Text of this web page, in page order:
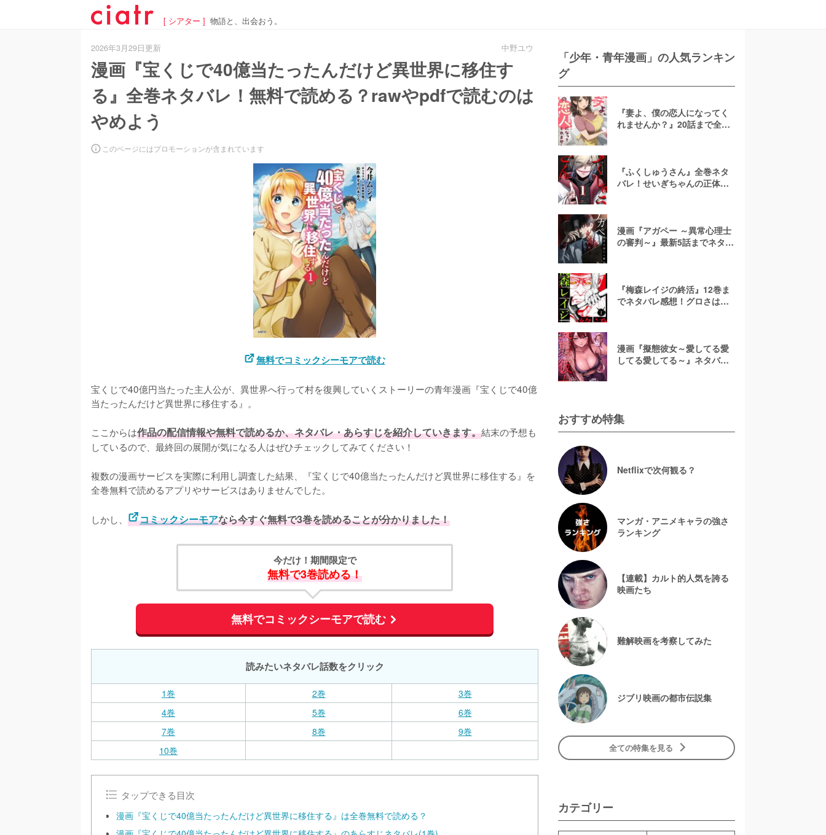
[ シアター ] 物語と、出会おう。
2026年3月29日更新 中野ユウ
漫画『宝くじで40億当たったんだけど異世界に移住す
る』全巻ネタバレ！無料で読める？rawやpdfで読むのは
やめよう
このページにはプロモーションが含まれています
無料でコミックシーモアで読む
宝くじで40億円当たった主人公が、異世界へ行って村を復興していくストーリーの青年漫画『宝くじで40億
当たったんだけど異世界に移住する』。
ここからは作品の配信情報や無料で読めるか、ネタバレ・あらすじを紹介していきます。結末の予想も
しているので、最終回の展開が気になる人はぜひチェックしてみてください！
複数の漫画サービスを実際に利用し調査した結果、『宝くじで40億当たったんだけど異世界に移住する』を
全巻無料で読めるアプリやサービスはありませんでした。
しかし、 コミックシーモアなら今すぐ無料で3巻を読めることが分かりました！
今だけ！期間限定で
無料で3巻読める！
無料でコミックシーモアで読む
読みたいネタバレ話数をクリック
1巻 2巻
3巻
4巻
5巻
6巻
7巻
8巻
9巻
10巻
タップできる目次
漫画『宝くじで40億当たったんだけど異世界に移住する』は全巻無料で読める？
「少年・青年漫画」の人気ランキン
グ
『妻よ、僕の恋人になってく
れませんか？』20話まで全話
『ふくしゅうさん』全巻ネタ
バレ！せいぎちゃんの正体・
漫画『アガペー ～異常心理士
の審判～』最新5話までネタバ
『梅森レイジの終活』12巻ま
でネタバレ感想！グロさはど
漫画『擬態彼女～愛してる愛
してる愛してる～』ネタバレ
おすすめ特集
Netflixで次何観る？
マンガ・アニメキャラの強さ
ランキング
【連載】カルト的人気を誇る
映画たち
難解映画を考察してみた
ジブリ映画の都市伝説集
全ての特集を見る
カテゴリー